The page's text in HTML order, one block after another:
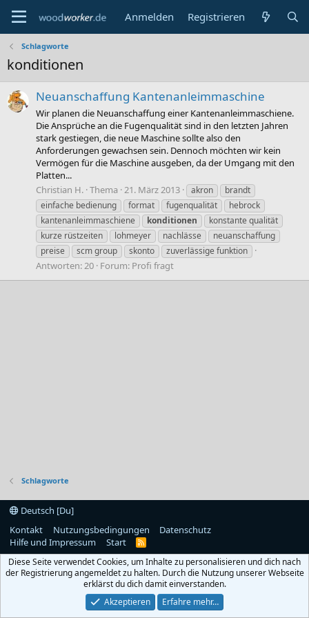
Anmelden Registrieren
Schlagworte
konditionen
Neuanschaffung Kantenanleimmaschine
Wir planen die Neuanschaffung einer Kantenanleimmaschiene.
Die Ansprüche an die Fugenqualität sind in den letzten Jahren
stark gestiegen, die neue Maschine sollte also den
Anforderungen gewachsen sein. Dennoch möchten wir kein
Vermögen für die Maschine ausgeben, da der Umgang mit den
Platten...
Christian H. Thema 21. März 2013 akron
brandt
einfache bedienung
format fugenqualität
hebrock
kantenanleimmaschiene
konditionen
konstante qualität
kurze rüstzeiten
lohmeyer nachlässe
neuanschaffung
preise
scm group skonto zuverlässige funktion
Antworten: 20 Forum: Profi fragt
Schlagworte
Deutsch [Du]
Kontakt
Nutzungsbedingungen
Datenschutz
Hilfe und Impressum
Start
R
S
Diese Seite verwendet Cookies, um Inhalte zu personalisieren und dich nach
der Registrierung angemeldet zu halten. Durch die Nutzung unserer Webseite
erklärst du dich damit einverstanden.
Akzeptieren
Erfahre mehr…